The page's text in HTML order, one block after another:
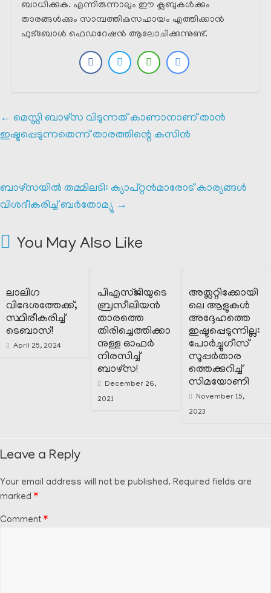
ബാധിക്കുക. എന്നിരുന്നാലും ഈ ക്ലബുകൾക്കും
താരങ്ങൾക്കും സാമ്പത്തികസഹായം എത്തിക്കാൻ
ഫുട്ബോൾ ഫെഡറേഷൻ ആലോചിക്കുന്നുണ്ട്.
← മെസ്സി ബാഴ്സ വിടുന്നത് കാണാനാണ് താൻ
ഇഷ്ടപ്പെടുന്നതെന്ന് താരത്തിന്റെ കസിൻ
ബാഴ്സയിൽ തമ്മിലടി: ക്യാപ്റ്റൻമാരോട് കാര്യങ്ങൾ
വിശദീകരിച്ച് ബർതോമ്യു →
You May Also Like
ലാലിഗ
വിദേശത്തേക്ക്,
സ്ഥിരീകരിച്ച്
ടെബാസ്!
April 25, 2024
പിഎസ്ജിയുടെ
ബ്രസീലിയൻ
താരത്തെ
തിരിച്ചെത്തിക്കാ
നുള്ള ഓഫർ
നിരസിച്ച്
ബാഴ്‌സ!
December 26,
2021
അത്ലറ്റിക്കോയി
ലെ ആളുകൾ
അദ്ദേഹത്തെ
ഇഷ്ടപ്പെടുന്നില്ല:
പോർച്ചുഗീസ്
സൂപ്പർതാര
ത്തെക്കുറിച്ച്
സിമയോണി
November 15,
2023
Leave a Reply
Your email address will not be published. Required fields are
marked *
Comment *